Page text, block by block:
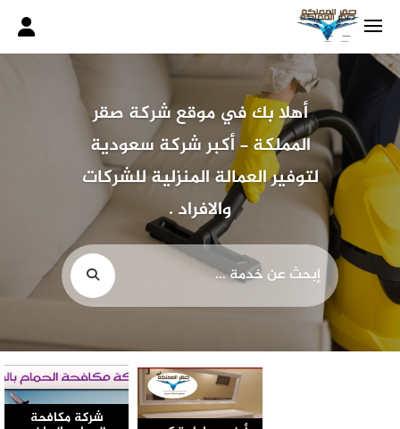
أهلا بك في موقع شركة صقر
المملكة - أكبر شركة سعودية
لتوفير العمالة المنزلية للشركات
والافراد .